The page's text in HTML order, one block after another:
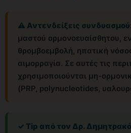
⚠ Αντενδείξεις συνδυασμού:
μαστού ορμονοευαίσθητου,
θρομβοεμβολή, ηπατική
αιμορραγία. Σε αυτές τις
χρησιμοποιούνται μη-
(PRP, polynucleotides,
✓ Tip από τον Δρ.